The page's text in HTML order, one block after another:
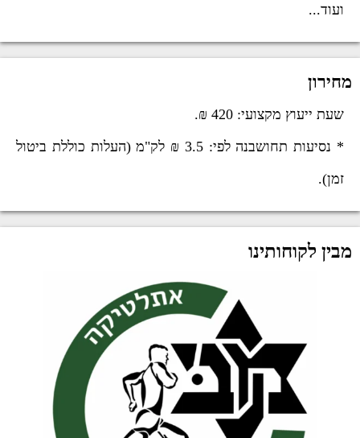
ועוד...
מחירון
שעת ייעוץ מקצועי: 420 ₪.
* נסיעות תחושבנה לפי: 3.5 ₪ לק"מ (העלות כוללת ביטול
זמן).
מבין לקוחותינו